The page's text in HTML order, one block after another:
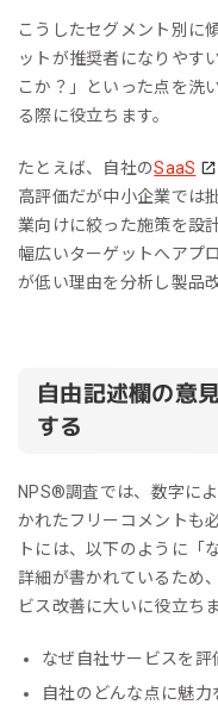
こうしたセグメント別に
ットが推奨者になりやす
こか？」といった点を洗
る際に役立ちます。
たとえば、自社のSaaS
高評価だが中小企業では
業向けに絞った施策を設
幅広いターゲットへアプ
が低い理由を分析し製品
自由記述欄の意
する
NPS®︎調査では、数字に
かれたフリーコメントも
トには、以下のように「
詳細が書かれているため
ビス改善に大いに役立ちま
なぜ自社サービスを評
自社のどんな点に魅力